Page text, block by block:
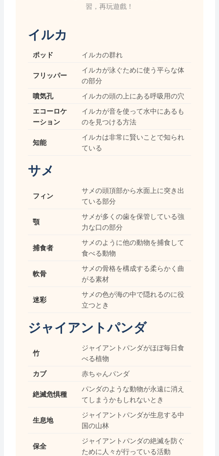
習，再玩遊戲！
イルカ
ポッド イルカの群れ
フリッパー
イルカが泳ぐために使う平らな体
の部分
噴気孔
イルカの頭の上にある呼吸用の穴
エコーロケ
ーション
イルカが音を使って水中にあるも
のを見つける方法
知能
イルカは非常に賢いことで知られ
ている
サメ
フィン
サメの頭頂部から水面上に突き出
ている部分
顎
サメが多くの歯を保管している強
力な口の部分
捕食者
サメのように他の動物を捕食して
食べる動物
軟骨
サメの骨格を構成する柔らかく曲
がる素材
迷彩
サメの色が海の中で隠れるのに役
立つとき
ジャイアントパンダ
竹
ジャイアントパンダがほぼ毎日食
べる植物
カブ
赤ちゃんパンダ
絶滅危惧種
パンダのような動物が永遠に消え
てしまうかもしれないとき
生息地
ジャイアントパンダが生息する中
国の山林
保全
ジャイアントパンダの絶滅を防ぐ
ために人々が行っている活動